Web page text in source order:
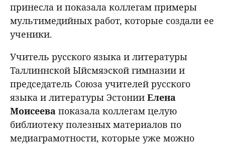
принесла и показала коллегам примеры
мультимедийных работ, которые создали ее
ученики.
Учитель русского языка и литературы
Таллиннской Ыйсмяэской гимназии и
председатель Союза учителей русского
языка и литературы Эстонии Елена
Моисеева показала коллегам целую
библиотеку полезных материалов по
медиаграмотности, которые уже можно